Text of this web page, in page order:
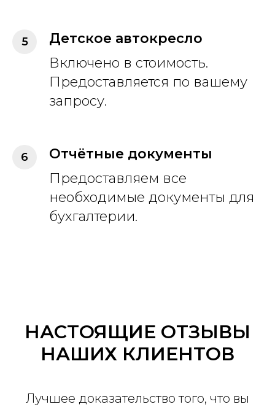
Детское автокресло
Включено в стоимость.
Предоставляется по вашему
запросу.
Отчётные документы
Предоставляем все
необходимые документы для
бухгалтерии.
НАСТОЯЩИЕ ОТЗЫВЫ
НАШИХ КЛИЕНТОВ
Лучшее доказательство того, что вы